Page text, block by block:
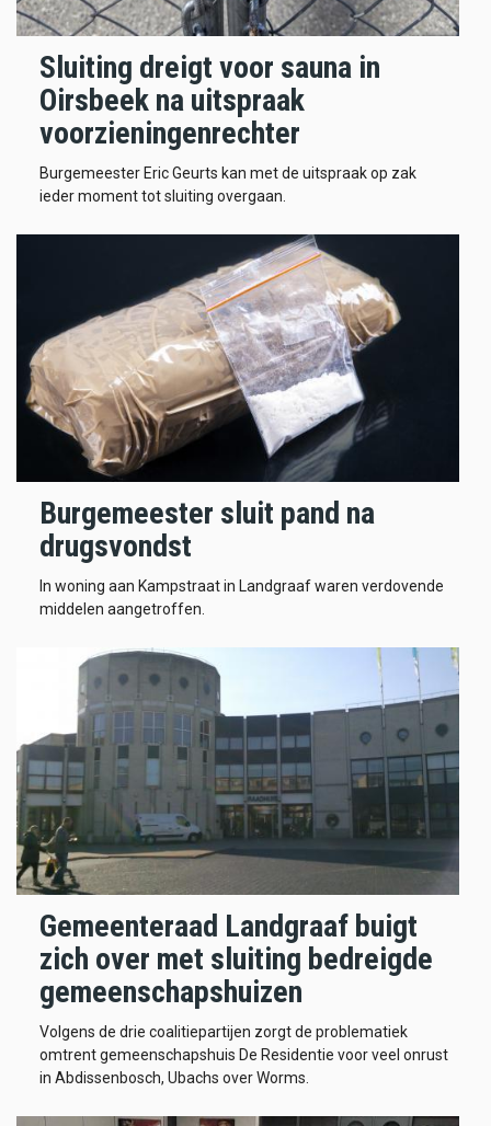
Sluiting dreigt voor sauna in
Oirsbeek na uitspraak
voorzieningenrechter
Burgemeester Eric Geurts kan met de uitspraak op zak
ieder moment tot sluiting overgaan.
Burgemeester sluit pand na
drugsvondst
In woning aan Kampstraat in Landgraaf waren verdovende
middelen aangetroffen.
Gemeenteraad Landgraaf buigt
zich over met sluiting bedreigde
gemeenschapshuizen
Volgens de drie coalitiepartijen zorgt de problematiek
omtrent gemeenschapshuis De Residentie voor veel onrust
in Abdissenbosch, Ubachs over Worms.